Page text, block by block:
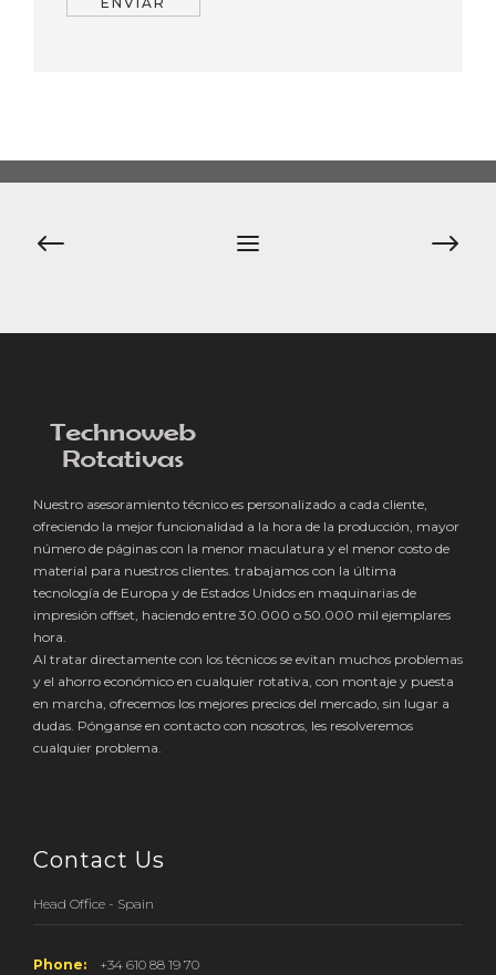
Navegación
Nuestro asesoramiento técnico es personalizado a cada cliente,
ofreciendo la mejor funcionalidad a la hora de la producción, mayor
número de páginas con la menor maculatura y el menor costo de
material para nuestros clientes. trabajamos con la última
tecnología de Europa y de Estados Unidos en maquinarias de
impresión offset, haciendo entre 30.000 o 50.000 mil ejemplares
hora.
Al tratar directamente con los técnicos se evitan muchos problemas
y el ahorro económico en cualquier rotativa, con montaje y puesta
en marcha, ofrecemos los mejores precios del mercado, sin lugar a
dudas. Pónganse en contacto con nosotros, les resolveremos
cualquier problema.
Contact Us
Head Office - Spain
Phone: +34 610 88 19 70